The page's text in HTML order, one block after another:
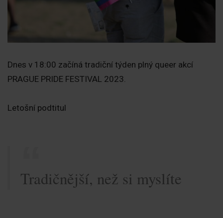
Dnes v 18:00 začíná tradiční týden plný queer akcí
PRAGUE PRIDE FESTIVAL 2023.
Letošní podtitul
Tradičnější, než si myslíte